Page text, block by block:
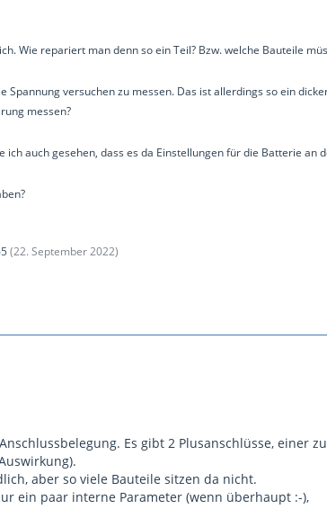
Wie repariert man denn so ein Teil? Bzw. welche Bauteile
Spannung versuchen zu messen. Das ist allerdings so ein
messen?
ich auch gesehen, dass es da Einstellungen für die Batterie an
(22. September 2022)
Es gibt 2 Plusanschlüsse, einer
aber so viele Bauteile sitzen da nicht.
ein paar interne Parameter (wenn überhaupt :-),